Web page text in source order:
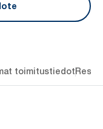
toimitustiedot